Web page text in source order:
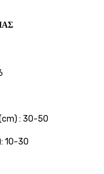
(cm) : 30-50
10-30